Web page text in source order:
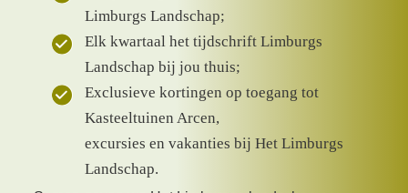
Limburgs Landschap;
Elk kwartaal het tijdschrift Limburgs
Landschap bij jou thuis;
Exclusieve kortingen op toegang tot
Kasteeltuinen Arcen,
excursies en vakanties bij Het Limburgs
Landschap.